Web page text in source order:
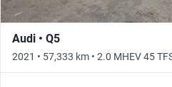
Audi • Q5
2021 • 57,333 km • 2.0 MHEV 45
Automático